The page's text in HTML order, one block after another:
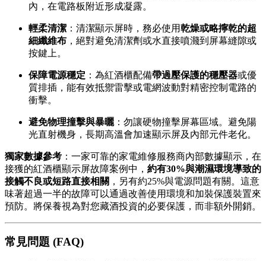
內，在電路板附近形成凝露。
輕柔清潔 ：清潔顯示屏時，務必使用乾燥或略擰乾的超
細纖維布 ，絕對避免清潔劑或水直接噴濺到屏幕縫隙或
按鍵上。
保障電源穩定 ：為紅酒櫃配備帶過壓保護的穩壓器或優
質排插，能有效抵禦雷擊或電網波動對精密控制電路的
衝擊。
避免物理撞擊與暴曬 ：勿讓硬物撞擊屏幕區域。避免陽
光直射機身，長期高溫會加速顯示屏及內部元件老化。
獨家數據參考 ：一家可靠的家電維修服務商內部數據顯示，在
接獲的紅酒櫃顯示屏故障案例中， 約有30%與潮濕環境導致的
接觸不良或短路直接相關 ，另有約25%與電源問題有關。這意
味著超過一半的故障可以通過改善使用環境和加裝保護裝置來
預防。將保養視為對您藏酒投資的必要保護，而非額外開銷。
常見問題 (FAQ)